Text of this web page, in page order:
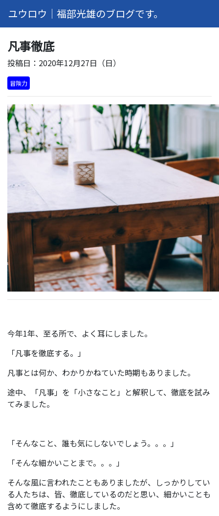
ユウロウ｜福部光雄のブログです。
凡事徹底
投稿日：2020年12月27日（日）
冒険力
今年1年、至る所で、よく耳にしました。
「凡事を徹底する。」
凡事とは何か、わかりかねていた時期もありました。
途中、「凡事」を「小さなこと」と解釈して、徹底を試み
てみました。
「そんなこと、誰も気にしないでしょう。。。」
「そんな細かいことまで。。。」
そんな風に言われたこともありましたが、しっかりしてい
る人たちは、皆、徹底しているのだと思い、細かいことも
含めて徹底するようにしました。